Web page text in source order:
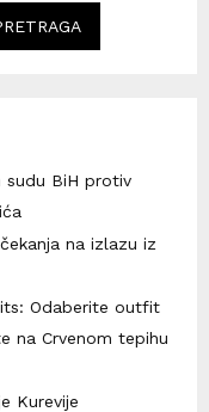
sudu BiH protiv
na izlazu iz
Odaberite outfit
na Crvenom tepihu
Kurevije